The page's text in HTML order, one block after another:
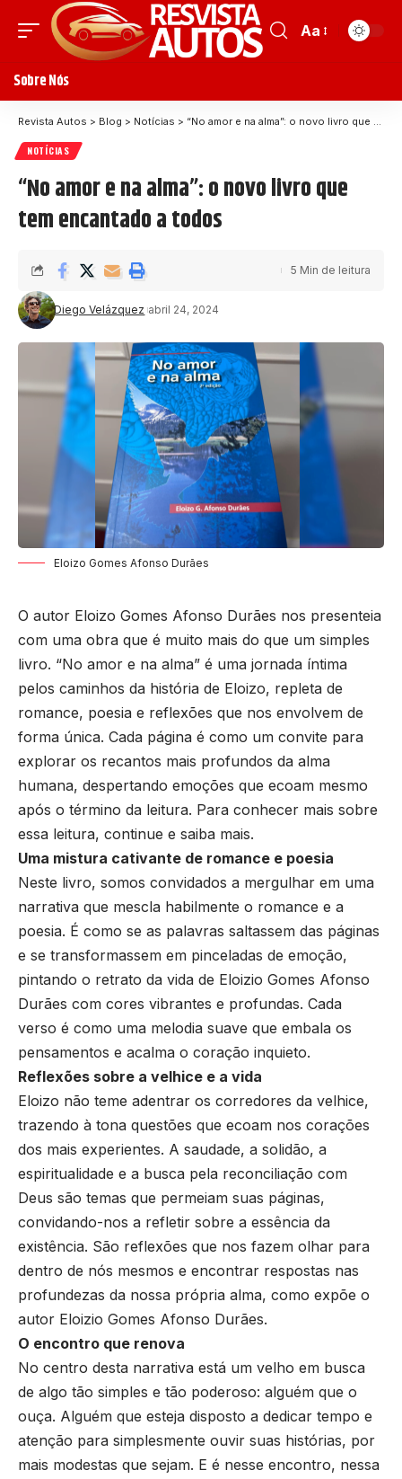
Aa
Sobre Nós
Revista Autos > Blog > Notícias > “No amor e na alma”: o novo livro que tem encantado a todos
NOTÍCIAS
“No amor e na alma”: o novo livro que
tem encantado a todos
Diego Velázquez abril 24, 2024
5 Min de leitura
Eloizo Gomes Afonso Durães
O autor Eloizo Gomes Afonso Durães nos presenteia
com uma obra que é muito mais do que um simples
livro. “No amor e na alma” é uma jornada íntima
pelos caminhos da história de Eloizo, repleta de
romance, poesia e reflexões que nos envolvem de
forma única. Cada página é como um convite para
explorar os recantos mais profundos da alma
humana, despertando emoções que ecoam mesmo
após o término da leitura. Para conhecer mais sobre
essa leitura, continue e saiba mais.
Uma mistura cativante de romance e poesia
Neste livro, somos convidados a mergulhar em uma
narrativa que mescla habilmente o romance e a
poesia. É como se as palavras saltassem das páginas
e se transformassem em pinceladas de emoção,
pintando o retrato da vida de Eloizio Gomes Afonso
Durães com cores vibrantes e profundas. Cada
verso é como uma melodia suave que embala os
pensamentos e acalma o coração inquieto.
Reflexões sobre a velhice e a vida
Eloizo não teme adentrar os corredores da velhice,
trazendo à tona questões que ecoam nos corações
dos mais experientes. A saudade, a solidão, a
espiritualidade e a busca pela reconciliação com
Deus são temas que permeiam suas páginas,
convidando-nos a refletir sobre a essência da
existência. São reflexões que nos fazem olhar para
dentro de nós mesmos e encontrar respostas nas
profundezas da nossa própria alma, como expõe o
autor Eloizio Gomes Afonso Durães.
O encontro que renova
No centro desta narrativa está um velho em busca
de algo tão simples e tão poderoso: alguém que o
ouça. Alguém que esteja disposto a dedicar tempo e
atenção para simplesmente ouvir suas histórias, por
mais modestas que sejam. E é nesse encontro, nessa